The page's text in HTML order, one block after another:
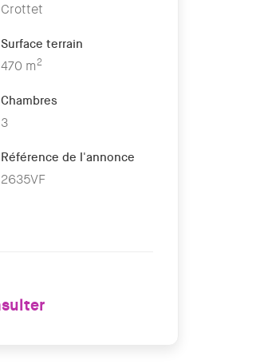
Crottet
Surface terrain
470 m2
Chambres
3
Référence de l'annonce
2635VF